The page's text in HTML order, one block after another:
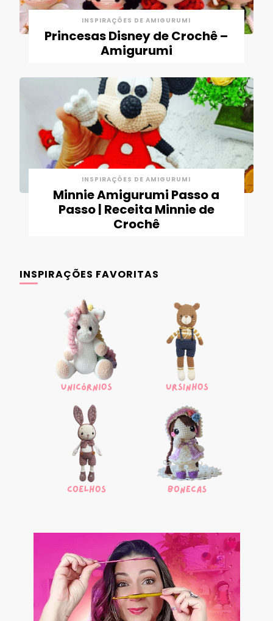
INSPIRAÇÕES DE AMIGURUMI
Princesas Disney de Crochê –
Amigurumi
INSPIRAÇÕES DE AMIGURUMI
Minnie Amigurumi Passo a
Passo | Receita Minnie de
Crochê
INSPIRAÇÕES FAVORITAS